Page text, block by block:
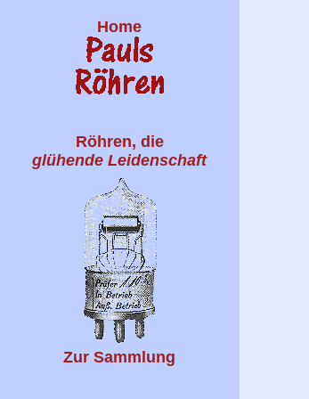
Home
Röhren, die
glühende Leidenschaft
Zur Sammlung